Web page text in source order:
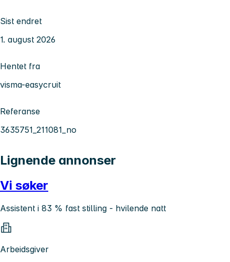
Sist endret
1. august 2026
Hentet fra
visma-easycruit
Referanse
3635751_211081_no
Lignende annonser
Vi søker
Assistent i 83 % fast stilling - hvilende natt
Arbeidsgiver